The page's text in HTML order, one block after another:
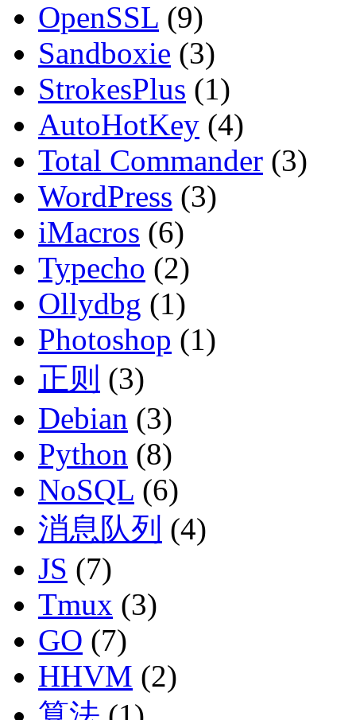
OpenSSL (9)
Sandboxie (3)
StrokesPlus (1)
AutoHotKey (4)
Total Commander (3)
WordPress (3)
iMacros (6)
Typecho (2)
Ollydbg (1)
Photoshop (1)
正则 (3)
Debian (3)
Python (8)
NoSQL (6)
消息队列 (4)
JS (7)
Tmux (3)
GO (7)
HHVM (2)